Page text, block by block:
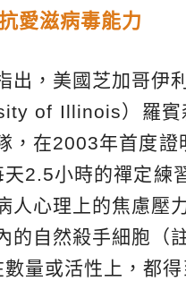
愛滋病毒能力
出，美國芝加哥伊
of Illinois）羅賓
，在2003年首度證
2.5小時的禪定練
人心理上的焦慮壓
的自然殺手細胞（
量或活性上，都得